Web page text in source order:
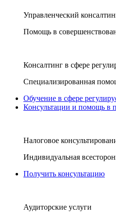
Управленческий
Помощь в
Консалтинг в сфере
Специализированная
Обучение в сфере
Консультации и помощь в
Налоговое
Индивидуальная
Получить консультацию
Аудиторские услуги